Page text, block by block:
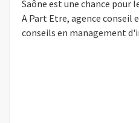
Saône est une chance pour
A Part Etre, agence conseil
conseils en management